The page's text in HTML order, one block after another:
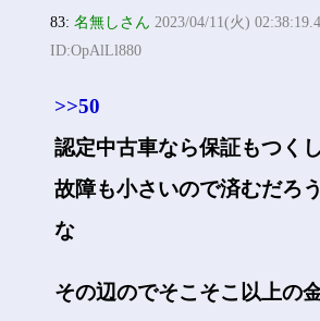
83:名無しさん 2023/04/11(火)
ID:OpAlLl880
>>50
認定中古車なら保証もつくし
故障も小さいので済むだろう
な
その辺のでそこそこ以上の